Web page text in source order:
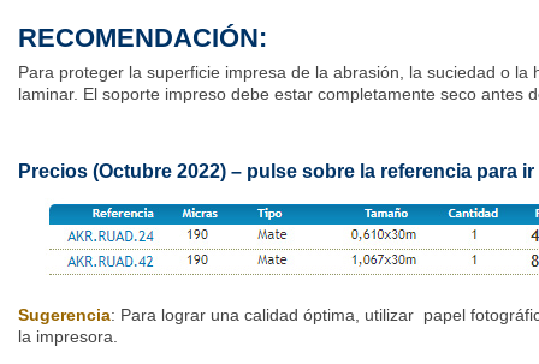
RECOMENDACIÓN:
Para proteger la superficie impresa de la abrasión, la suciedad o la
laminar. El soporte impreso debe estar completamente seco antes
Precios (Octubre 2022) – pulse sobre la referencia para ir
Sugerencia: Para lograr una calidad óptima, utilizar papel
la impresora.